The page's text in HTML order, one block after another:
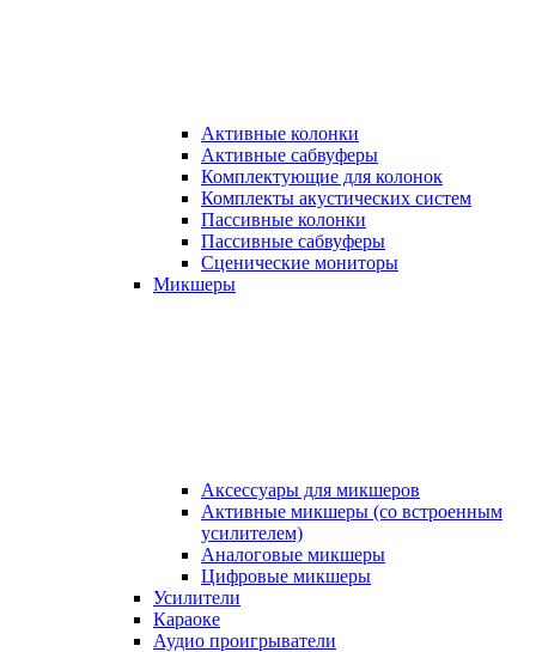
Активные колонки
Активные сабвуферы
Комплектующие для колонок
Комплекты акустических систем
Пассивные колонки
Пассивные сабвуферы
Сценические мониторы
Микшеры
Аксессуары для микшеров
Активные микшеры (со встроенным
усилителем)
Аналоговые микшеры
Цифровые микшеры
Усилители
Караоке
Аудио проигрыватели